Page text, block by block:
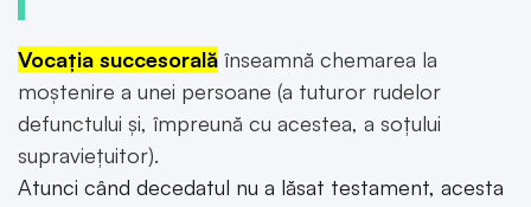
Vocația succesorală înseamnă chemarea la
moștenire a unei persoane (a tuturor rudelor
defunctului și, împreună cu acestea, a soțului
supraviețuitor).
Atunci când decedatul nu a lăsat testament, acesta